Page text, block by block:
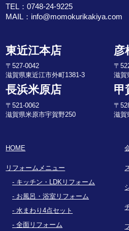
TEL：0748-24-9225
MAIL： info@momokurikakiya.com
東近江本店
〒527-0042
滋賀県東近江市外町1381-3
彦
〒
滋賀
長浜米原店
〒521-0062
滋賀県米原市宇賀野250
甲
〒
滋賀
HOME
リフォームメニュー
キッチン・LDKリフォーム
お風呂・浴室リフォーム
水まわり4点セット
全面リフォーム